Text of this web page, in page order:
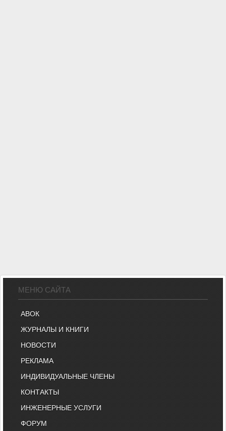
МЕНЮ САЙТА
АВОК
ЖУРНАЛЫ И КНИГИ
НОВОСТИ
РЕКЛАМА
ИНДИВИДУАЛЬНЫЕ ЧЛЕНЫ
КОНТАКТЫ
ИНЖЕНЕРНЫЕ УСЛУГИ
ФОРУМ